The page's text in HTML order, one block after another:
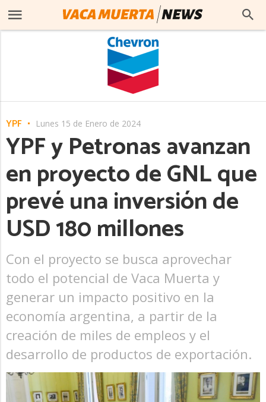
YPF Lunes 15 de Enero de 2024
YPF y Petronas avanzan
en proyecto de GNL que
prevé una inversión de
USD 180 millones
Con el proyecto se busca aprovechar
todo el potencial de Vaca Muerta y
generar un impacto positivo en la
economía argentina, a partir de la
creación de miles de empleos y el
desarrollo de productos de exportación.